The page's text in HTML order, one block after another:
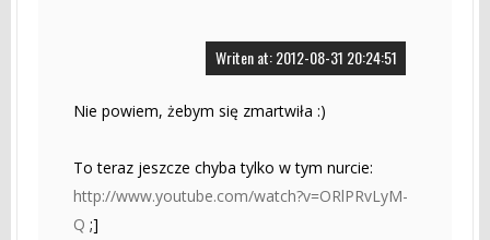
Writen at: 2012-08-31 20:24:51
Nie powiem, żebym się zmartwiła :)
To teraz jeszcze chyba tylko w tym nurcie:
http://www.youtube.com/watch?v=ORlPRvLyM-
Q ;]